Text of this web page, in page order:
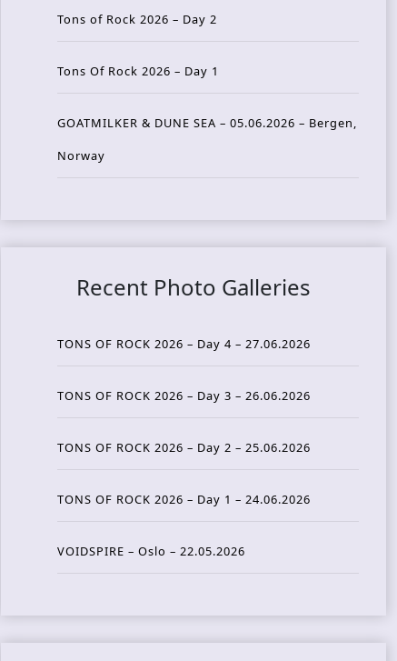
Tons of Rock 2026 – Day 2
Tons Of Rock 2026 – Day 1
GOATMILKER & DUNE SEA – 05.06.2026 – Bergen,
Norway
Recent Photo Galleries
TONS OF ROCK 2026 – Day 4 – 27.06.2026
TONS OF ROCK 2026 – Day 3 – 26.06.2026
TONS OF ROCK 2026 – Day 2 – 25.06.2026
TONS OF ROCK 2026 – Day 1 – 24.06.2026
VOIDSPIRE – Oslo – 22.05.2026